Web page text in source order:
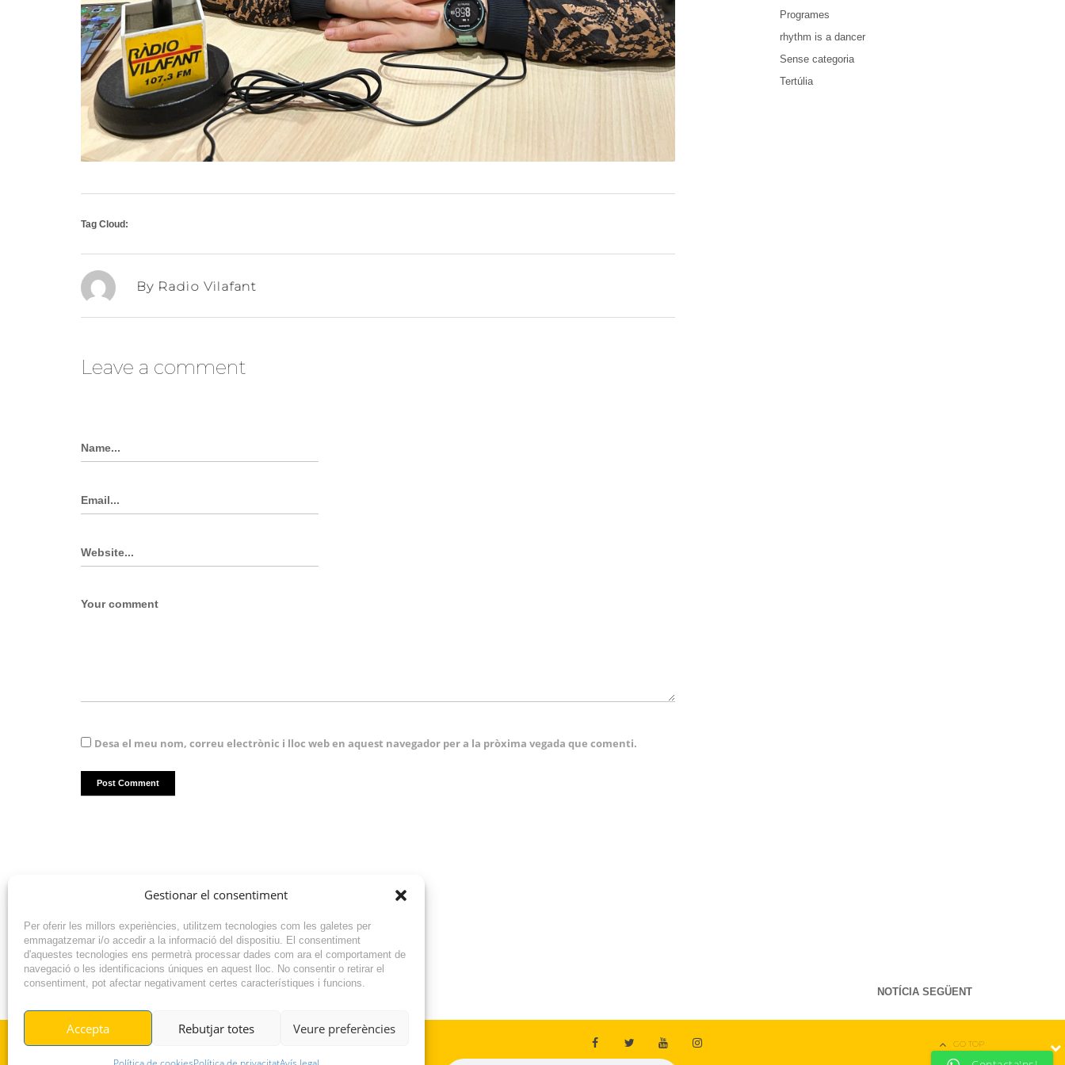
Gestionar el consentiment
Per oferir les millors experiències, utilitzem tecnologies com les galetes per
emmagatzemar i/o accedir a la informació del dispositiu. El consentiment
d'aquestes tecnologies ens permetrà processar dades com ara el comportament de
navegació o les identificacions úniques en aquest lloc. No consentir o retirar el
consentiment, pot afectar negativament certes característiques i funcions.
Accepta Rebutjar totes Veure preferències
Tag Cloud:
By Radio Vilafant
Leave a comment
Desa el meu nom, correu electrònic i lloc web en aquest navegador per a la pròxima vegada que comenti.
Programes
rhythm is a dancer
Sense categoria
Tertúlia
NOTÍCIA ANTERIOR NOTÍCIA SEGÜENT
© RADIO VILAFANT 2024 GO TOP